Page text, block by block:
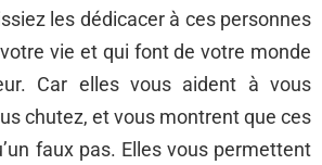
les dédicacer à ces personnes
vie et qui font de votre monde
Car elles vous aident à vous
chutez, et vous montrent que ces
faux pas. Elles vous permettent